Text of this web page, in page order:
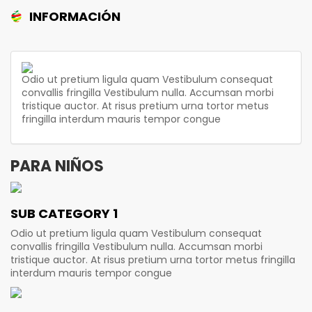
INFORMACIÓN
Odio ut pretium ligula quam Vestibulum consequat
convallis fringilla Vestibulum nulla. Accumsan morbi
tristique auctor. At risus pretium urna tortor metus
fringilla interdum mauris tempor congue
PARA NIÑOS
SUB CATEGORY 1
Odio ut pretium ligula quam Vestibulum consequat
convallis fringilla Vestibulum nulla. Accumsan morbi
tristique auctor. At risus pretium urna tortor metus fringilla
interdum mauris tempor congue